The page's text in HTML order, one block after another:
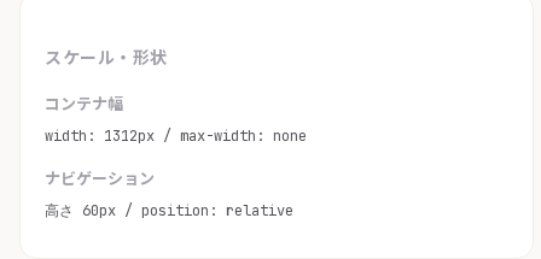
スケール・形状
コンテナ幅
width: 1312px / max-width: none
ナビゲーション
高さ 60px / position: relative